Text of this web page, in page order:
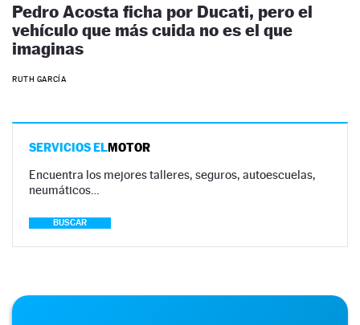
Pedro Acosta ficha por Ducati, pero el
vehículo que más cuida no es el que
imaginas
RUTH GARCÍA
SERVICIOS ELMOTOR
Encuentra los mejores talleres, seguros, autoescuelas,
neumáticos…
BUSCAR